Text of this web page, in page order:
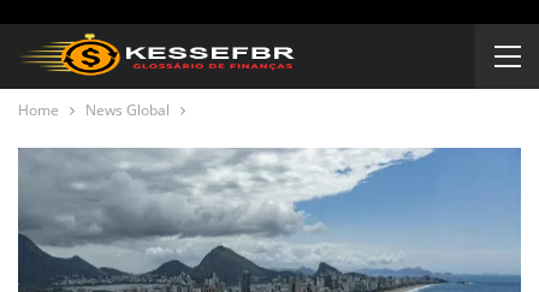
Home News Global